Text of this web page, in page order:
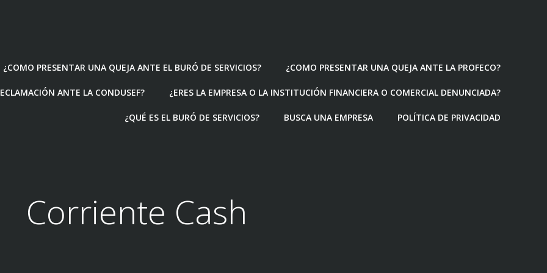
¿COMO PRESENTAR UNA QUEJA ANTE EL BURÓ DE SERVICIOS? ¿COMO PRESENTAR UNA QUEJA ANTE LA PROFECO?
ANTE LA CONDUSEF? ¿ERES LA EMPRESA O LA INSTITUCIÓN FINANCIERA O COMERCIAL DENUNCIADA?
¿QUÉ ES EL BURÓ DE SERVICIOS? BUSCA UNA EMPRESA POLÍTICA DE PRIVACIDAD
Corriente Cash